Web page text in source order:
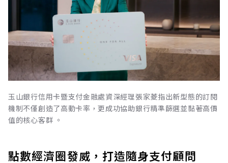
玉山銀行信用卡暨支付金融處資深經理張家菱指出新型態的訂閱
機制不僅創造了高動卡率，更成功協助銀行精準篩選並黏著高價
值的核心客群 。
點數經濟圈發威，打造隨身支付顧問